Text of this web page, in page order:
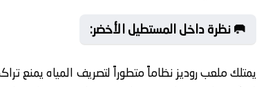
🥅 نظرة داخل المستطيل الأخضر:
يمتلك ملعب روديز نظاماً متطوراً لتصريف المياه يمنع